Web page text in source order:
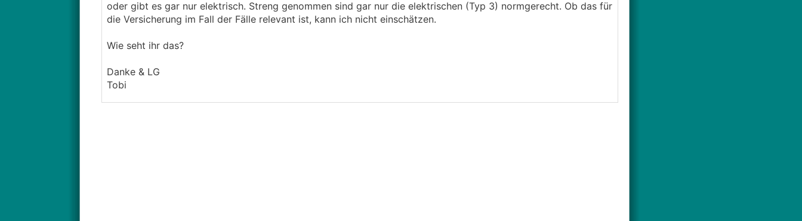
oder gibt es gar nur elektrisch. Streng genommen sind gar nur die elektrischen (Typ 3) normgerecht. Ob das für
die Versicherung im Fall der Fälle relevant ist, kann ich nicht einschätzen.
Wie seht ihr das?
Danke & LG
Tobi